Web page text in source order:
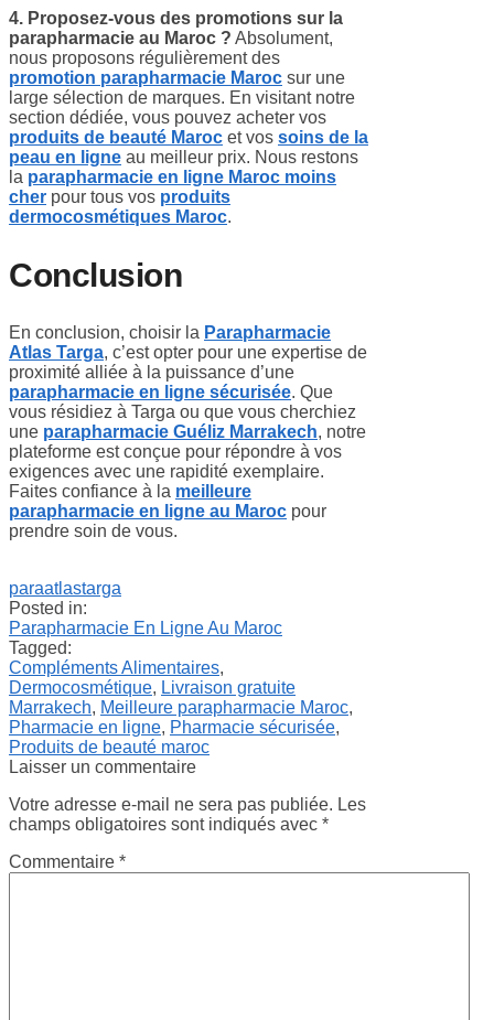
4. Proposez-vous des promotions sur la
parapharmacie au Maroc ? Absolument,
nous proposons régulièrement des
promotion parapharmacie Maroc sur une
large sélection de marques. En visitant notre
section dédiée, vous pouvez acheter vos
produits de beauté Maroc et vos soins de la
peau en ligne au meilleur prix. Nous restons
la parapharmacie en ligne Maroc moins
cher pour tous vos produits
dermocosmétiques Maroc.
Conclusion
En conclusion, choisir la Parapharmacie
Atlas Targa, c’est opter pour une expertise de
proximité alliée à la puissance d’une
parapharmacie en ligne sécurisée. Que
vous résidiez à Targa ou que vous cherchiez
une parapharmacie Guéliz Marrakech, notre
plateforme est conçue pour répondre à vos
exigences avec une rapidité exemplaire.
Faites confiance à la meilleure
parapharmacie en ligne au Maroc pour
prendre soin de vous.
paraatlastarga
Posted in:
Parapharmacie En Ligne Au Maroc
Tagged:
Compléments Alimentaires,
Dermocosmétique, Livraison gratuite
Marrakech, Meilleure parapharmacie Maroc,
Pharmacie en ligne, Pharmacie sécurisée,
Produits de beauté maroc
Laisser un commentaire
Votre adresse e-mail ne sera pas publiée. Les
champs obligatoires sont indiqués avec *
Commentaire *